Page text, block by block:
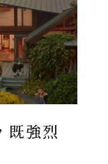
既強烈